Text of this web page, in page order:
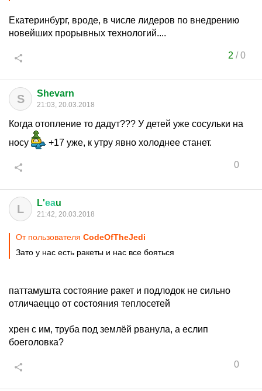
Екатеринбург, вроде, в числе лидеров по внедрению
новейших прорывных технологий....
2 /0
S Shevarn
21:03, 20.03.2018
Когда отопление то дадут??? У детей уже сосульки на
носу
+17 уже, к утру явно холоднее станет.
0
L L'еаu
21:42, 20.03.2018
От пользователя CodeOfTheJedi
Зато у нас есть ракеты и нас все бояться
паттамушта состояние ракет и подлодок не сильно
отличаеццо от состояния теплосетей
хрен с им, труба под землёй рванула, а еслип
боеголовка?
0